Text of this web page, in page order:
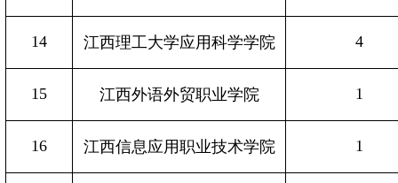
14 江西理工大学应用科学学院 4
15 江西外语外贸职业学院 1
16 江西信息应用职业技术学院 1